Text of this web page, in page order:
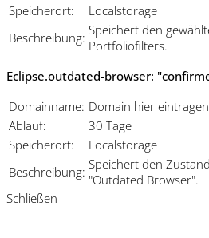
Speicherort:
Localstorage
Beschreibung: Speichert den
Portfoliofilters.
Eclipse.outdated-browser:
Domainname: Domain hier eintragen
Ablauf:
30 Tage
Speicherort:
Localstorage
Beschreibung: Speichert den
"Outdated Browser".
Schließen